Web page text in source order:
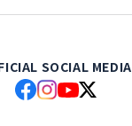
SOCIAL MEDIA